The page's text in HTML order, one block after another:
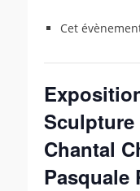
Cet
Sculpture
Chantal
Pasquale